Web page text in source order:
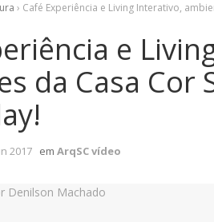
› Café Experiência e Living Interativo,
e
da Casa Cor
2017 em ArqSC vídeo